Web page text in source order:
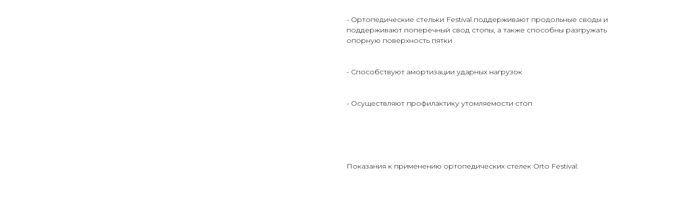
- Ортопедические стельки Festival поддерживают продольные своды и
поддерживают поперечный свод стопы, а также способны разгружать
опорную поверхность пятки
- Способствуют амортизации ударных нагрузок
- Осуществляют профилактику утомляемости стоп
Показания к применению ортопедических стелек Orto Festival: